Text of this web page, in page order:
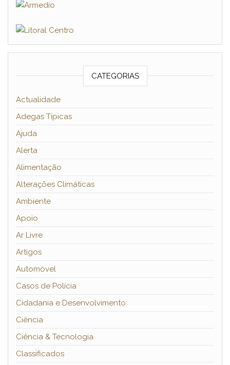
CATEGORIAS
Actualidade
Adegas Típicas
Ajuda
Alerta
Alimentação
Alterações Climáticas
Ambiente
Apoio
Ar Livre
Artigos
Automóvel
Casos de Polícia
Cidadania e Desenvolvimento
Ciência
Ciência & Tecnologia
Classificados